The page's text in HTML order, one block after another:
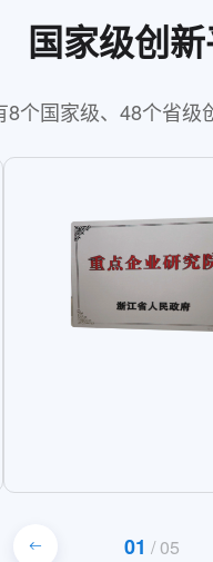
国家级创
个国家级、48个省
01 /05